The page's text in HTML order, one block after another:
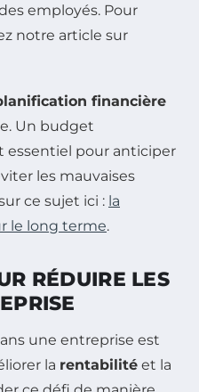
employés. Pour
notre article sur
financière
Un budget
essentiel pour anticiper
les mauvaises
ce sujet ici : la
le long terme.
RÉDUIRE LES
une entreprise est
la rentabilité et la